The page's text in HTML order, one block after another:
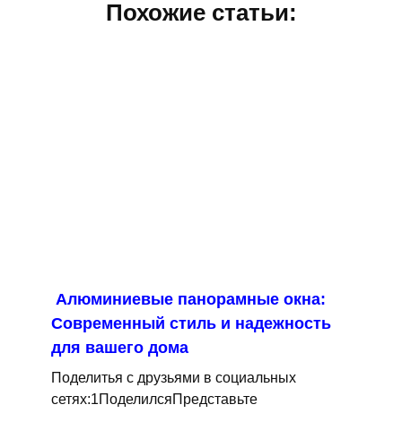
Похожие статьи:
Алюминиевые панорамные окна:
Современный стиль и надежность
для вашего дома
Поделитья с друзьями в социальных
сетях:1ПоделилсяПредставьте